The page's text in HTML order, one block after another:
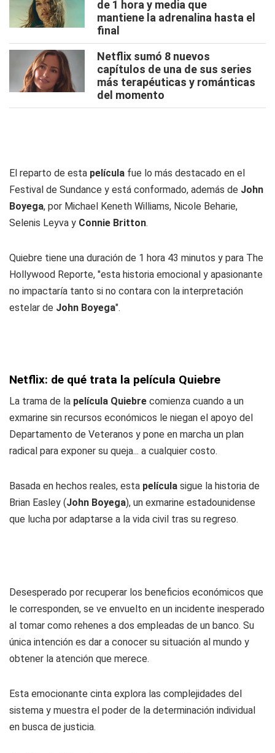
de 1 hora y media que
mantiene la adrenalina hasta el
final
Netflix sumó 8 nuevos
capítulos de una de sus series
más terapéuticas y románticas
del momento
El reparto de esta película fue lo más destacado en el
Festival de Sundance y está conformado, además de John
Boyega, por Michael Keneth Williams, Nicole Beharie,
Selenis Leyva y Connie Britton.
Quiebre tiene una duración de 1 hora 43 minutos y para The
Hollywood Reporte, "esta historia emocional y apasionante
no impactaría tanto si no contara con la interpretación
estelar de John Boyega".
Netflix: de qué trata la película Quiebre
La trama de la película Quiebre comienza cuando a un
exmarine sin recursos económicos le niegan el apoyo del
Departamento de Veteranos y pone en marcha un plan
radical para exponer su queja... a cualquier costo.
Basada en hechos reales, esta película sigue la historia de
Brian Easley (John Boyega), un exmarine estadounidense
que lucha por adaptarse a la vida civil tras su regreso.
Desesperado por recuperar los beneficios económicos que
le corresponden, se ve envuelto en un incidente inesperado
al tomar como rehenes a dos empleadas de un banco. Su
única intención es dar a conocer su situación al mundo y
obtener la atención que merece.
Esta emocionante cinta explora las complejidades del
sistema y muestra el poder de la determinación individual
en busca de justicia.